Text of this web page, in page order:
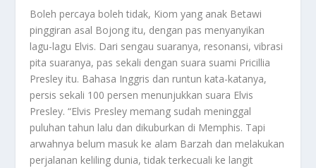
Boleh percaya boleh tidak, Kiom yang anak Betawi
pinggiran asal Bojong itu, dengan pas menyanyikan
lagu-lagu Elvis. Dari sengau suaranya, resonansi, vibrasi
pita suaranya, pas sekali dengan suara suami Pricillia
Presley itu. Bahasa Inggris dan runtun kata-katanya,
persis sekali 100 persen menunjukkan suara Elvis
Presley. “Elvis Presley memang sudah meninggal
puluhan tahun lalu dan dikuburkan di Memphis. Tapi
arwahnya belum masuk ke alam Barzah dan melakukan
perjalanan keliling dunia, tidak terkecuali ke langit